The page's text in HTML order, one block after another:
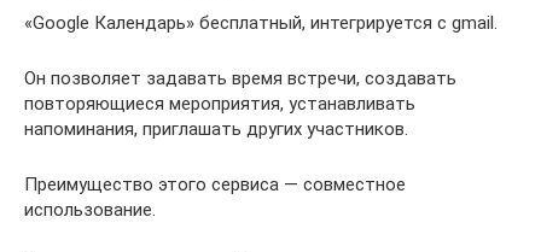
«Google Календарь» бесплатный, интегрируется с gmail.
Он позволяет задавать время встречи, создавать
повторяющиеся мероприятия, устанавливать
напоминания, приглашать других участников.
Преимущество этого сервиса — совместное
использование.